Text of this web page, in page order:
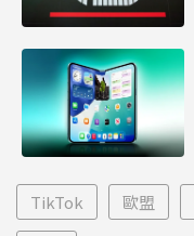
TikTok 歐盟